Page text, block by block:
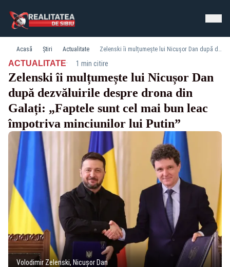
Acasă Știri Actualitate Zelenski îi mulțumește lui Nicușor Dan după dezvăluirile despre drona din Galați: „Faptele sunt cel mai bun leac împotriva minciunilor lui Putin”
ACTUALITATE· 1 min citire
Zelenski îi mulțumește lui Nicușor Dan
după dezvăluirile despre drona din
Galați: „Faptele sunt cel mai bun leac
împotriva minciunilor lui Putin”
Volodimir Zelenski, Nicușor Dan